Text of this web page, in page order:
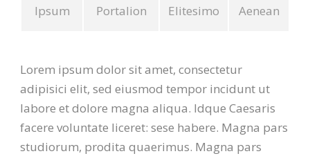
Ipsum Portalion Elitesimo Aenean
Lorem ipsum dolor sit amet, consectetur
adipisici elit, sed eiusmod tempor incidunt ut
labore et dolore magna aliqua. Idque Caesaris
facere voluntate liceret: sese habere. Magna pars
studiorum, prodita quaerimus. Magna pars